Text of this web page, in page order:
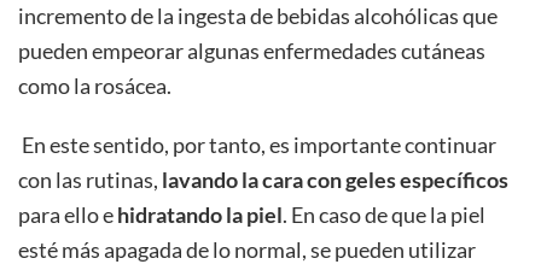
incremento de la ingesta de bebidas alcohólicas que
pueden empeorar algunas enfermedades cutáneas
como la rosácea.
En este sentido, por tanto, es importante continuar
con las rutinas, lavando la cara con geles específicos
para ello ehidratando la piel. En caso de que la piel
esté más apagada de lo normal, se pueden utilizar